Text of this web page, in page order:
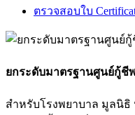
ตรวจสอบใบ
ยกระดับมาตรฐานศูนย์กู้ชี
สำหรับโรงพยาบาล มูลนิ